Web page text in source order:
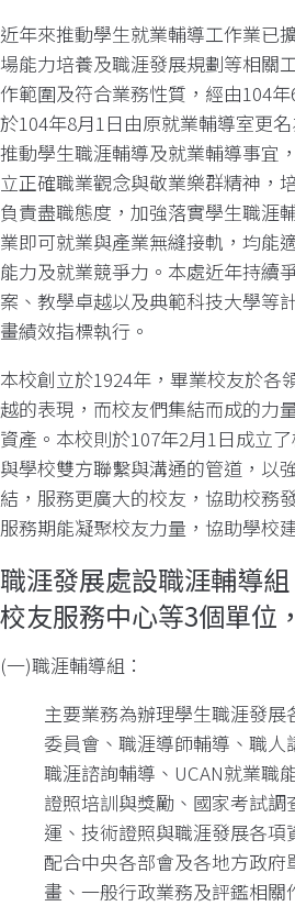
近年來推動學生就業輔導工作業已
場能力培養及職涯發展規劃等相關
作範圍及符合業務性質，經由104
於104年8月1日由原就業輔導室更
推動學生職涯輔導及就業輔導事宜
立正確職業觀念與敬業樂群精神，
負責盡職態度，加強落實學生職涯
業即可就業與產業無縫接軌，均能
能力及就業競爭力。本處近年持續
案、教學卓越以及典範科技大學等
畫績效指標執行。
本校創立於1924年，畢業校友於各
越的表現，而校友們集結而成的力
資產。本校則於107年2月1日成立
與學校雙方聯繫與溝通的管道，以
結，服務更廣大的校友，協助校務
服務期能凝聚校友力量，協助學校
職涯發展處設職涯輔導
校友服務中心等3個單位
(一)職涯輔導組：
主要業務為辦理學生職涯發
委員會、職涯導師輔導、職
職涯諮詢輔導、UCAN就業職
證照培訓與獎勵、國家考試
運、技術證照與職涯發展各項
配合中央各部會及各地方政
畫、一般行政業務及評鑑相關